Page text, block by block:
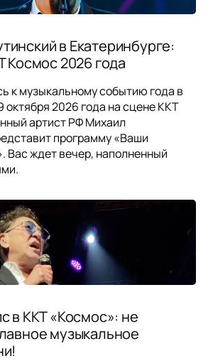
в Екатеринбурге:
Космос 2026 года
к музыкальному событию года в
октября 2026 года на сцене ККТ
артист РФ Михаил
программу «Ваши
Вас ждет вечер, наполненный
в ККТ «Космос»: не
музыкальное